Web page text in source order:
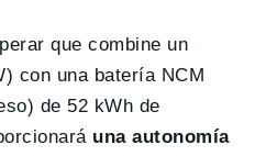
que combine un
con una batería NCM
de 52 kWh de
una autonomía